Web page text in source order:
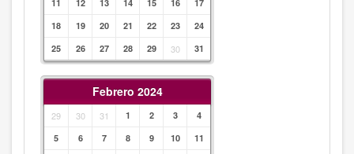
11
12 13 14 15 16
17
18
19 20 21 22 23
24
25
26 27 28 29 30 31
Febrero 2024
29 30 31 1 2 3
4
5
6 7 8 9 10
11